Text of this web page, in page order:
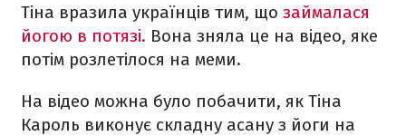
Тіна вразила українців тим, що займалася
йогою в потязі. Вона зняла це на відео, яке
потім розлетілося на меми.
На відео можна було побачити, як Тіна
Кароль виконує складну асану з йоги на